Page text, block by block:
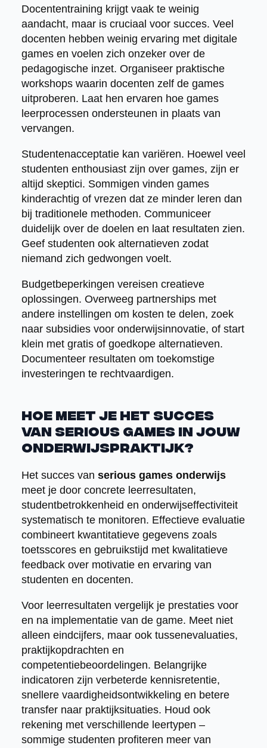
Docententraining krijgt vaak te weinig
aandacht, maar is cruciaal voor succes. Veel
docenten hebben weinig ervaring met digitale
games en voelen zich onzeker over de
pedagogische inzet. Organiseer praktische
workshops waarin docenten zelf de games
uitproberen. Laat hen ervaren hoe games
leerprocessen ondersteunen in plaats van
vervangen.
Studentenacceptatie kan variëren. Hoewel veel
studenten enthousiast zijn over games, zijn er
altijd skeptici. Sommigen vinden games
kinderachtig of vrezen dat ze minder leren dan
bij traditionele methoden. Communiceer
duidelijk over de doelen en laat resultaten zien.
Geef studenten ook alternatieven zodat
niemand zich gedwongen voelt.
Budgetbeperkingen vereisen creatieve
oplossingen. Overweeg partnerships met
andere instellingen om kosten te delen, zoek
naar subsidies voor onderwijsinnovatie, of start
klein met gratis of goedkope alternatieven.
Documenteer resultaten om toekomstige
investeringen te rechtvaardigen.
Hoe meet je het succes
van serious games in jouw
onderwijspraktijk?
Het succes van serious games onderwijs
meet je door concrete leerresultaten,
studentbetrokkenheid en onderwijseffectiviteit
systematisch te monitoren. Effectieve evaluatie
combineert kwantitatieve gegevens zoals
toetsscores en gebruikstijd met kwalitatieve
feedback over motivatie en ervaring van
studenten en docenten.
Voor leerresultaten vergelijk je prestaties voor
en na implementatie van de game. Meet niet
alleen eindcijfers, maar ook tussenevaluaties,
praktijkopdrachten en
competentiebeoordelingen. Belangrijke
indicatoren zijn verbeterde kennisretentie,
snellere vaardigheidsontwikkeling en betere
transfer naar praktijksituaties. Houd ook
rekening met verschillende leertypen –
sommige studenten profiteren meer van